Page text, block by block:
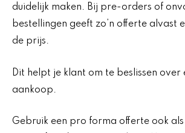
duidelijk maken. Bij pre-orders of
bestellingen geeft zo’n offerte alvast
de prijs.
Dit helpt je klant om te beslissen over
aankoop.
Gebruik een pro forma offerte ook als